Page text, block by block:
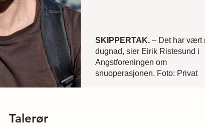
SKIPPERTAK. – Det har vært
dugnad, sier Eirik Ristesund i
Angstforeningen om
snuoperasjonen. Foto: Privat
Talerør